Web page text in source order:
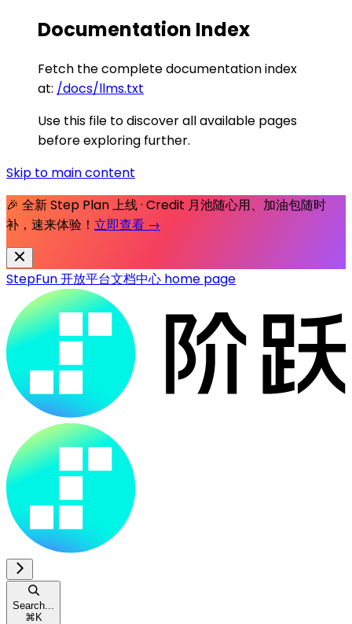
Documentation Index
Fetch the complete documentation index
at: /docs/llms.txt
Use this file to discover all available pages
before exploring further.
Skip to main content
🎉 全新 Step Plan 上线 · Credit 月池随心用、加油包随时
补，速来体验！ 立即查看 →
StepFun 开放平台文档中心 home page
Search...
⌘K